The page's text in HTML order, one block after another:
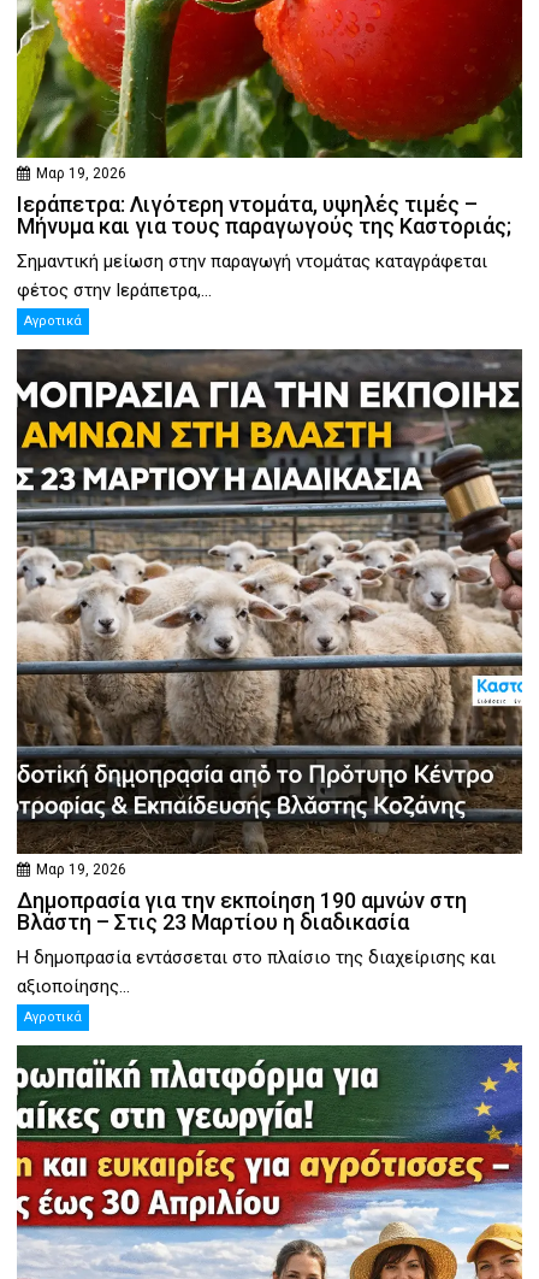
Μαρ 19, 2026
Ιεράπετρα: Λιγότερη ντομάτα, υψηλές τιμές –
Μήνυμα και για τους παραγωγούς της Καστοριάς;
Σημαντική μείωση στην παραγωγή ντομάτας καταγράφεται
φέτος στην Ιεράπετρα,...
Αγροτικά
Μαρ 19, 2026
Δημοπρασία για την εκποίηση 190 αμνών στη
Βλάστη – Στις 23 Μαρτίου η διαδικασία
Η δημοπρασία εντάσσεται στο πλαίσιο της διαχείρισης και
αξιοποίησης...
Αγροτικά